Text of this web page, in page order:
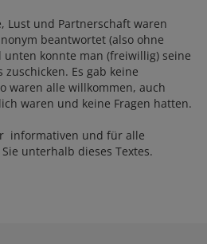
Lust und Partnerschaft waren
beantwortet (also ohne
unten konnte man (freiwillig) seine
Es gab keine
waren alle willkommen, auch
waren und keine Fragen hatten.
informativen und für alle
unterhalb dieses Textes.